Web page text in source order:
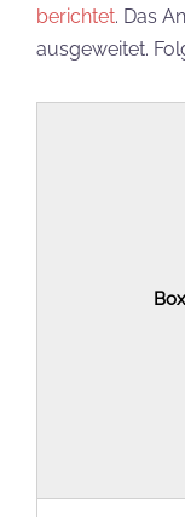
berichtet. Das
ausgeweitet.